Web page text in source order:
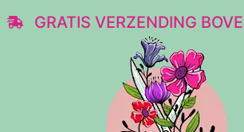
GRATIS VERZENDING